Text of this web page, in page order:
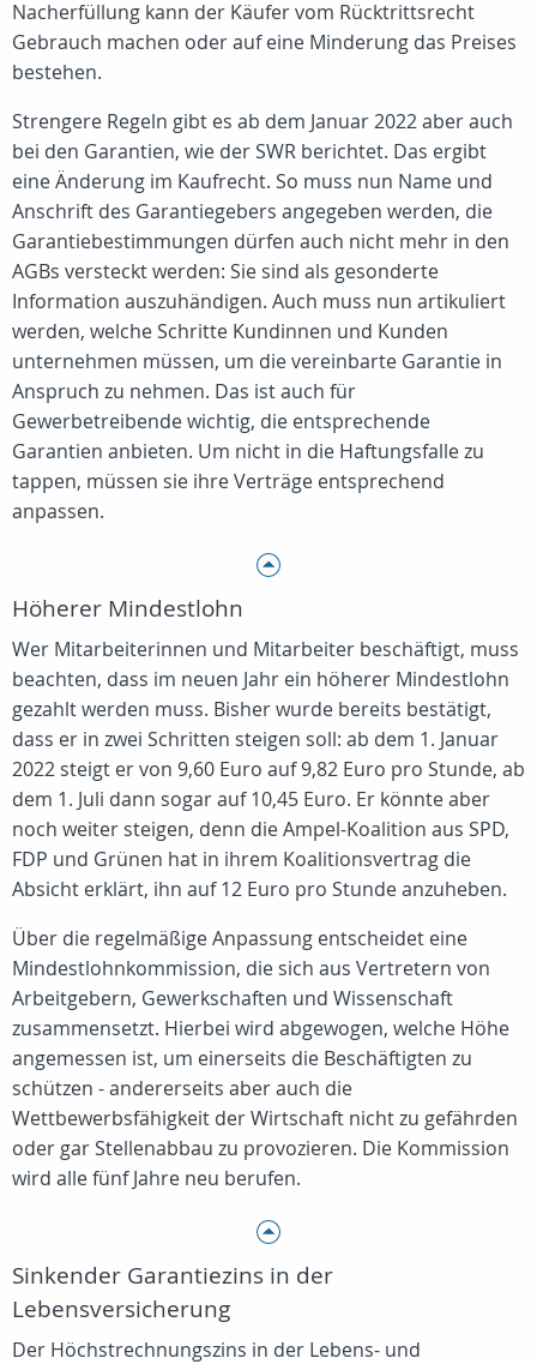
Nacherfüllung kann der Käufer vom Rücktrittsrecht
Gebrauch machen oder auf eine Minderung das Preises
bestehen.
Strengere Regeln gibt es ab dem Januar 2022 aber auch
bei den Garantien, wie der SWR berichtet. Das ergibt
eine Änderung im Kaufrecht. So muss nun Name und
Anschrift des Garantiegebers angegeben werden, die
Garantiebestimmungen dürfen auch nicht mehr in den
AGBs versteckt werden: Sie sind als gesonderte
Information auszuhändigen. Auch muss nun artikuliert
werden, welche Schritte Kundinnen und Kunden
unternehmen müssen, um die vereinbarte Garantie in
Anspruch zu nehmen. Das ist auch für
Gewerbetreibende wichtig, die entsprechende
Garantien anbieten. Um nicht in die Haftungsfalle zu
tappen, müssen sie ihre Verträge entsprechend
anpassen.
Höherer Mindestlohn
Wer Mitarbeiterinnen und Mitarbeiter beschäftigt, muss
beachten, dass im neuen Jahr ein höherer Mindestlohn
gezahlt werden muss. Bisher wurde bereits bestätigt,
dass er in zwei Schritten steigen soll: ab dem 1. Januar
2022 steigt er von 9,60 Euro auf 9,82 Euro pro Stunde, ab
dem 1. Juli dann sogar auf 10,45 Euro. Er könnte aber
noch weiter steigen, denn die Ampel-Koalition aus SPD,
FDP und Grünen hat in ihrem Koalitionsvertrag die
Absicht erklärt, ihn auf 12 Euro pro Stunde anzuheben.
Über die regelmäßige Anpassung entscheidet eine
Mindestlohnkommission, die sich aus Vertretern von
Arbeitgebern, Gewerkschaften und Wissenschaft
zusammensetzt. Hierbei wird abgewogen, welche Höhe
angemessen ist, um einerseits die Beschäftigten zu
schützen - andererseits aber auch die
Wettbewerbsfähigkeit der Wirtschaft nicht zu gefährden
oder gar Stellenabbau zu provozieren. Die Kommission
wird alle fünf Jahre neu berufen.
Sinkender Garantiezins in der
Lebensversicherung
Der Höchstrechnungszins in der Lebens- und